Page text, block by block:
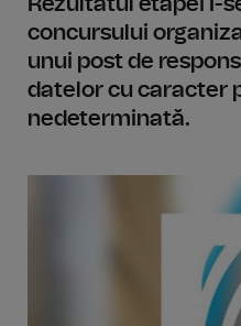
concursului
unui post de
datelor cu caracter
nedeterminată.